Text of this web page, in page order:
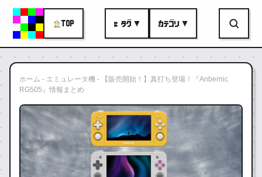
TOP # タグ ▼ カテゴリ ▼
ホーム - エミュレータ機 -
【販売開始！】真打ち登場！『Anbernic
RG505』情報まとめ